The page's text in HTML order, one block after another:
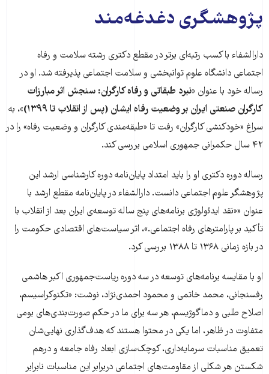
پژوهشگری دغدغه‌مند
دارالشفاء با کسب رتبه‌‌ای برتر در مقطع دکتری رشته سلامت و رفاه
اجتماعی دانشگاه علوم توانبخشی و سلامت اجتماعی پذیرفته شد. او در
رساله خود با عنوان «نبرد طبقاتی و رفاه کارگران: سنجش اثر مبارزات
کارگران صنعتی ایران بر وضعیت رفاه ایشان (پس از انقلاب تا ۱۳۹۹)»
، به
سراغ «خودکنشی کارگران» رفت تا «طبقه‌مندی کارگران و وضعیت رفاه» را در
۴۲ سال حکمرانی جمهوری اسلامی بررسی کند.
رساله دوره دکتری او را باید امتداد پایان‌نامه دوره کارشناسی ارشد این
پژوهشگر علوم اجتماعی دانست. دارالشفاء در پایان‌نامه مقطع ارشد با
عنوان ««نقد ایدئولوژی برنامه‌های پنج ساله توسعه‌ی ایران بعد از انقلاب با
تأکید بر پارامترهای رفاه اجتماعی.»، اثر سیاست‌های اقتصادی حکومت را
در بازه زمانی ۱۳۶۸ تا ۱۳۸۸ بررسی کرد.
او با مقایسه برنامه‌های توسعه در سه دوره ریاست‌جمهوری اکبر هاشمی
رفسنجانی، محمد خاتمی و محمود احمدی‌نژاد، نوشت: «تکنوکراسیسم،
اصلاح طلبی و دماگوژیسم، هر سه برای ما در حکم صورت‌بندی‌های بومی
متفاوت در ظاهر، اما یکی در محتوا هستند که هدف‌گذاری نهایی‌شان
تعمیق مناسبات سرمایه‌داری، کوچک‌سازی ابعاد رفاه جامعه و درهم
شکستن هر شکلی از مقاومت‌های اجتماعی دربرابر این مناسبات نابرابر